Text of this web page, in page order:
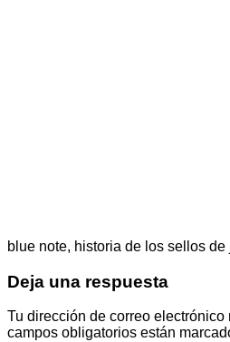
blue note, historia de los sellos de
Deja una respuesta
Tu dirección de correo electrónico
campos obligatorios están